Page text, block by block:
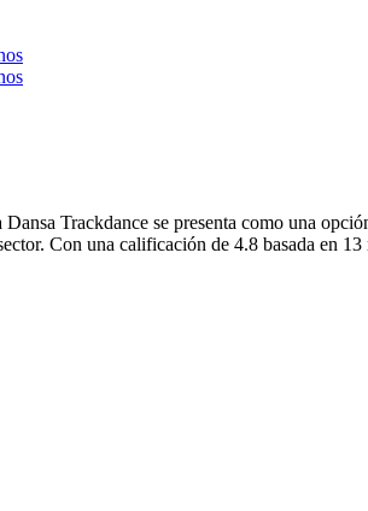
Trackdance se presenta como una
Con una calificación de 4.8 basada en